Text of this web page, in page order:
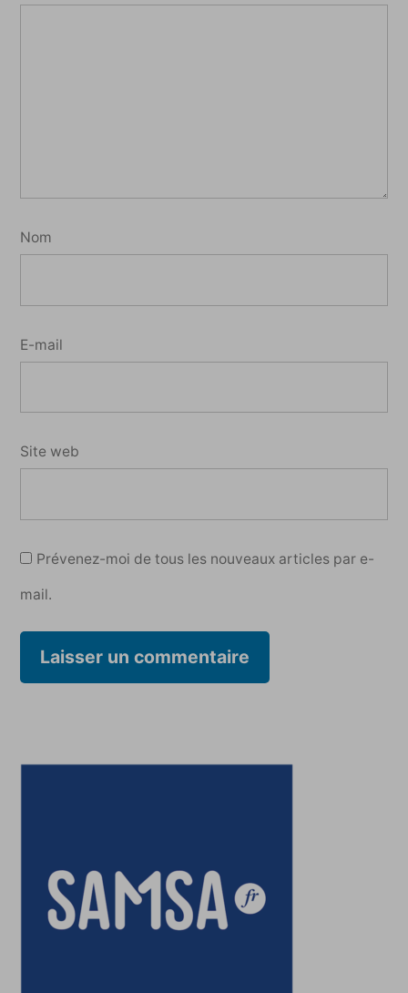
Nom
E-mail
Site web
Prévenez-moi de tous les nouveaux articles par e-
mail.